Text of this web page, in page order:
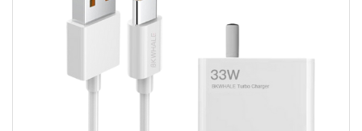
Cốc sạc Xiaomi MDY-11-EX 33W sử dụng jack cắm 2 chấu được
gia công từ kim loại cao cấp, có khả năng dẫn điện tốt và giúp quá
trình sạc diễn ra nhanh chóng hơn. Điểm đặc biệt nằm ở đầu vào
tiêu chuẩn quốc tế AC100-240V, hỗ trợ người dùng sử dụng cốc khi
du lịch ở nhiều quốc gia khác nhau.